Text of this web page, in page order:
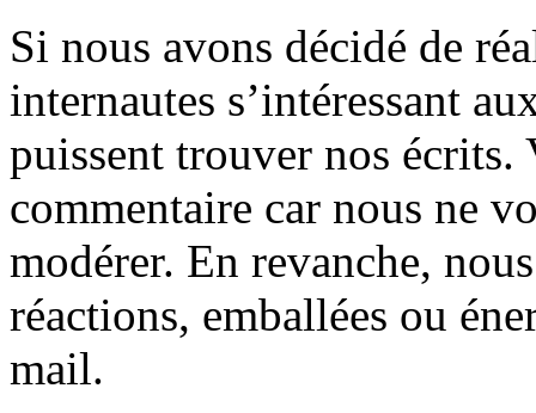
Si nous avons décidé de
internautes s’intéressant
puissent trouver nos écrits.
commentaire car nous ne
modérer. En revanche,
réactions, emballées ou
mail.